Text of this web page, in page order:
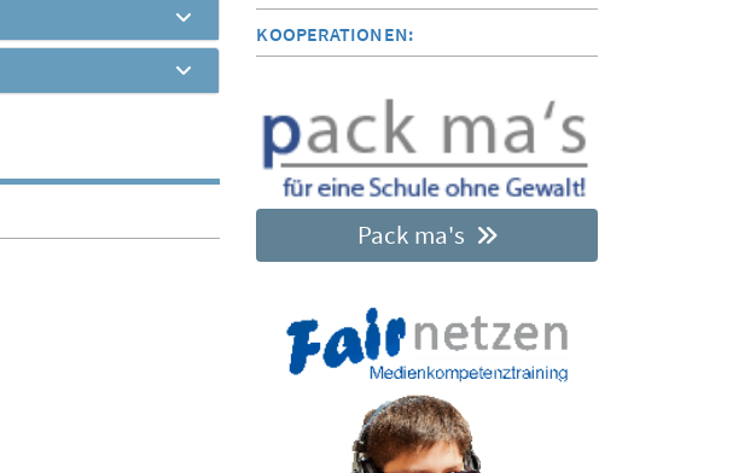
KOOPERATIONEN:
Pack ma's